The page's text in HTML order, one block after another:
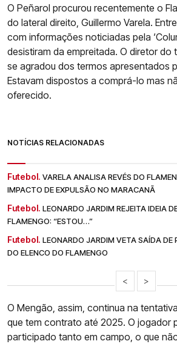
O Peñarol procurou recentemente o
do lateral direito, Guillermo Varela.
com informações noticiadas pela
desistiram da empreitada. O diretor do
se agradou dos termos apresentados
Estavam dispostos a comprá-lo mas
oferecido.
NOTÍCIAS RELACIONADAS
Futebol. VARELA ANALISA REVÉS DO
IMPACTO DE EXPULSÃO NO MARACANÃ
Futebol. LEONARDO JARDIM REJEITA IDEIA
FLAMENGO: “ESTOU…”
Futebol. LEONARDO JARDIM VETA SAÍDA DE
DO ELENCO DO FLAMENGO
< >
O Mengão, assim, continua na
que tem contrato até 2025. O jogador
participado tanto em campo, o que